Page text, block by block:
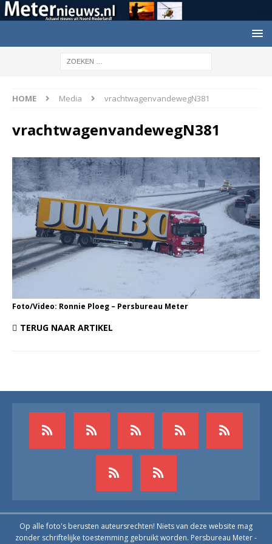
HOME Media vrachtwagenvandewegN381
vrachtwagenvandewegN381
Foto/Video: Ronnie Ploeg – Persbureau Meter
TERUG NAAR ARTIKEL
Op alle foto's berusten auteursrechten! Niets van deze website mag
zonder schriftelijke toestemming gebruikt worden. Persbureau Meter -